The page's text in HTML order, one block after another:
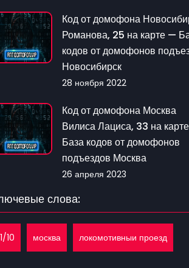
Код от домофона
Романова, 25 на карте —
кодов от домофонов
Новосибирск
28 ноября 2022
Код от домофона Москва
Вилиса Лациса, 33 на
База кодов от домофонов
подъездов Москва
26 апреля 2023
слова:
10 москва локомотивныи проезд